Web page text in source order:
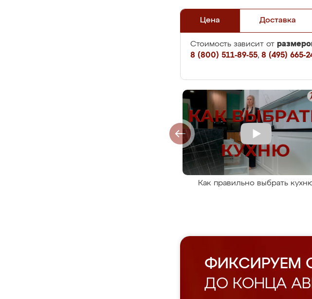
Цена Доставка
Стоимость зависит от
8 (800) 511-89-55, 8 (495) 665-
Как правильно выбрать
ФИКСИРУЕМ
ДО КОНЦА